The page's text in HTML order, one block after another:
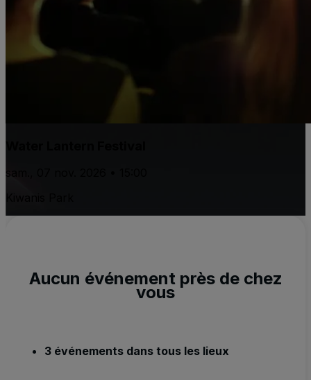
sam., 07 nov. 2026 • 15:00
Aucun événement près de chez
vous
3 événements dans tous les lieux